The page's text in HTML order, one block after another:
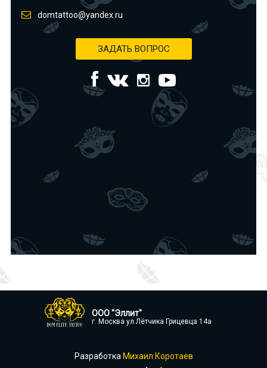
domtattoo@yandex.ru
ЗАДАТЬ ВОПРОС
ООО "Эллит"
г. Москва ул.Лётчика Грицевца 14а
Разработка Михаил Коротаев